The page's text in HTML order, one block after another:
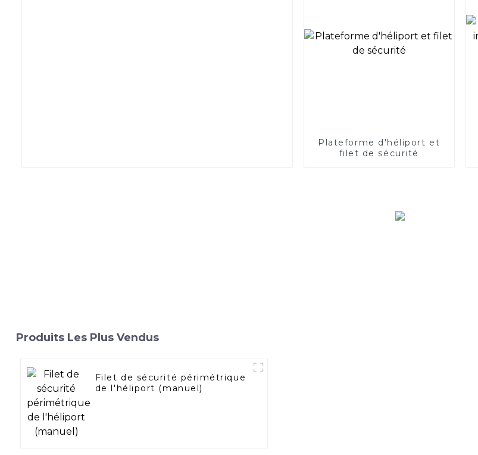
Plateforme d'héliport et
filet de sécurité
Produits Les Plus Vendus
Filet de sécurité périmétrique
de l'héliport (manuel)